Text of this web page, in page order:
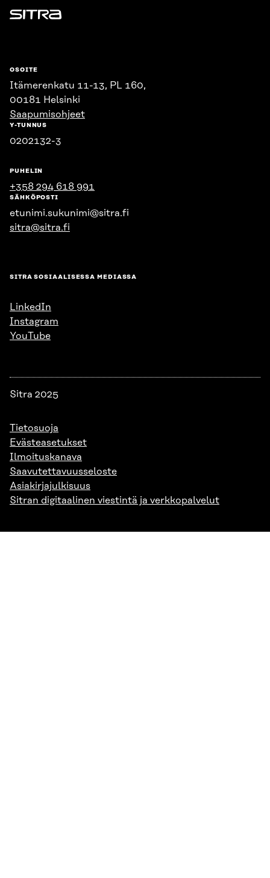
Sitra
OSOITE
Itämerenkatu 11-13, PL 160,
00181 Helsinki
Saapumisohjeet
Y-TUNNUS
0202132-3
PUHELIN
+358 294 618 991
SÄHKÖPOSTI
etunimi.sukunimi@sitra.fi
sitra@sitra.fi
SITRA SOSIAALISESSA MEDIASSA
LinkedIn
Instagram
YouTube
Sitra 2025
Tietosuoja
Evästeasetukset
Ilmoituskanava
Saavutettavuusseloste
Asiakirjajulkisuus
Sitran digitaalinen viestintä ja verkkopalvelut